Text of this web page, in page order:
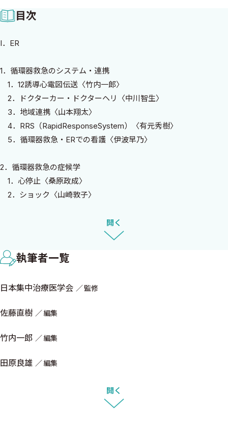
ション，弁膜症をはじめとした心不全に対するインターベンショ
ン，さらには肺循環疾患でのインターベンションと多岐に渡り行
IMPELLAの使用が，心原性ショックを合併したST上昇型心筋梗塞
患者の死亡のリスクを低減するとの報告（DanGer Shock試験）な
ど，この領域での進歩も目覚ましいものがあり，補助循環に対する
updateも必要である．
循環器疾患の集中治療は，他臓器の集中治療と一線を画するも
のがある．循環器救急・集中治療のエキスパートとなるために
インターベンション，補助循環を含めた集中治療室での管理，さ
らにはメディカルスタッフとのチーム医療など，多くのことを知っ
ていなくてはならない．日本集中治療医学会の循環器集中治療委
in one！ 循環器救急・集中治療」は，この先生方を中心に，各分
野のエキスパートの先生方が担当の項目を分かりやすく執筆され
ています．本書は循環器集中治療のバイブルになると思います．
集中治療を担う日本集中治療医学会の連携が，この領域において
に向けて，今後とも両学会が緊密に協力していくことを切に願って
小 林 欣 夫
目次
I．ER
1．循環器救急のシステム・連携
1．12誘導心電図伝送〈竹内一郎〉
2．ドクターカー・ドクターヘリ〈中川智生〉
3．地域連携〈山本翔太〉
4．RRS（RapidResponseSystem）〈有元秀樹〉
5．循環器救急・ERでの看護〈伊波早乃〉
2．循環器救急の症候学
1．心停止〈桑原政成〉
2．ショック〈山崎敦子〉
6．動悸〈岸本勇将〉
7．背部痛〈貞広智瑛梨〉
1．血液ガス分析〈熊城伶己〉
2．聴診〈伊藤智範〉
4．心電図：虚血以外の病態・疾患〈田村章憲塩見紘樹〉
6．心エコー：虚血〈大澤匠石津智子〉
7．心エコー：虚血以外の病態・疾患〈大澤匠石津智子〉
開く
執筆者一覧
日本集中治療医学会 監修
佐藤直樹 編集
竹内一郎 編集
田原良雄 編集
開く